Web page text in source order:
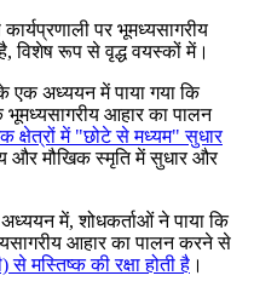
पर भूमध्यसागरीय
विशेष रूप से वृद्ध वयस्कों में।
एक अध्ययन में पाया गया कि
आहार का पालन
क्षेत्रों में "छोटे से मध्यम" सुधार
और मौखिक स्मृति में सुधार और
अध्ययन में, शोधकर्ताओं ने पाया कि
आहार का पालन करने से
मस्तिष्क की रक्षा होती है ।